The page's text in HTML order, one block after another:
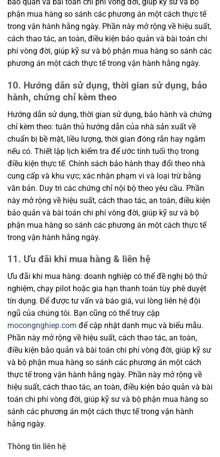
phận mua hàng so sánh các phương án một cách thực tế
trong vận hành hằng ngày. Phần này mở rộng về hiệu suất,
cách thao tác, an toàn, điều kiện bảo quản và bài toán chi
phí vòng đời, giúp kỹ sư và bộ phận mua hàng so sánh các
phương án một cách thực tế trong vận hành hằng ngày.
10. Hướng dẫn sử dụng, thời gian sử dụng, bảo
hành, chứng chỉ kèm theo
Hướng dẫn sử dụng, thời gian sử dụng, bảo hành và chứng
chỉ kèm theo: tuân thủ hướng dẫn của nhà sản xuất về
chuẩn bị bề mặt, liều lượng, thời gian đóng rắn hay ngâm
nếu có. Thiết lập lịch kiểm tra để ước tính tuổi thọ trong
điều kiện thực tế. Chính sách bảo hành thay đổi theo nhà
cung cấp và khu vực; xác nhận phạm vi và loại trừ bằng
văn bản. Duy trì các chứng chỉ nội bộ theo yêu cầu. Phần
này mở rộng về hiệu suất, cách thao tác, an toàn, điều kiện
bảo quản và bài toán chi phí vòng đời, giúp kỹ sư và bộ
phận mua hàng so sánh các phương án một cách thực tế
trong vận hành hằng ngày.
11. Ưu đãi khi mua hàng & liên hệ
Ưu đãi khi mua hàng: doanh nghiệp có thể đề nghị bộ thử
nghiệm, chạy pilot hoặc gia hạn thanh toán tùy phê duyệt
tín dụng. Để được tư vấn và báo giá, vui lòng liên hệ đội
ngũ của chúng tôi. Bạn cũng có thể truy cập
mocongnghiep.com để cập nhật danh mục và biểu mẫu.
Phần này mở rộng về hiệu suất, cách thao tác, an toàn,
điều kiện bảo quản và bài toán chi phí vòng đời, giúp kỹ sư
và bộ phận mua hàng so sánh các phương án một cách
thực tế trong vận hành hằng ngày. Phần này mở rộng về
hiệu suất, cách thao tác, an toàn, điều kiện bảo quản và bài
toán chi phí vòng đời, giúp kỹ sư và bộ phận mua hàng so
sánh các phương án một cách thực tế trong vận hành
hằng ngày.
Thông tin liên hệ